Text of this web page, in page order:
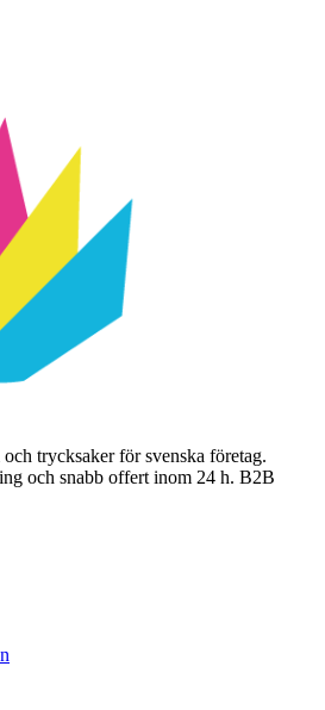
trycksaker för svenska företag.
och snabb offert inom 24 h. B2B